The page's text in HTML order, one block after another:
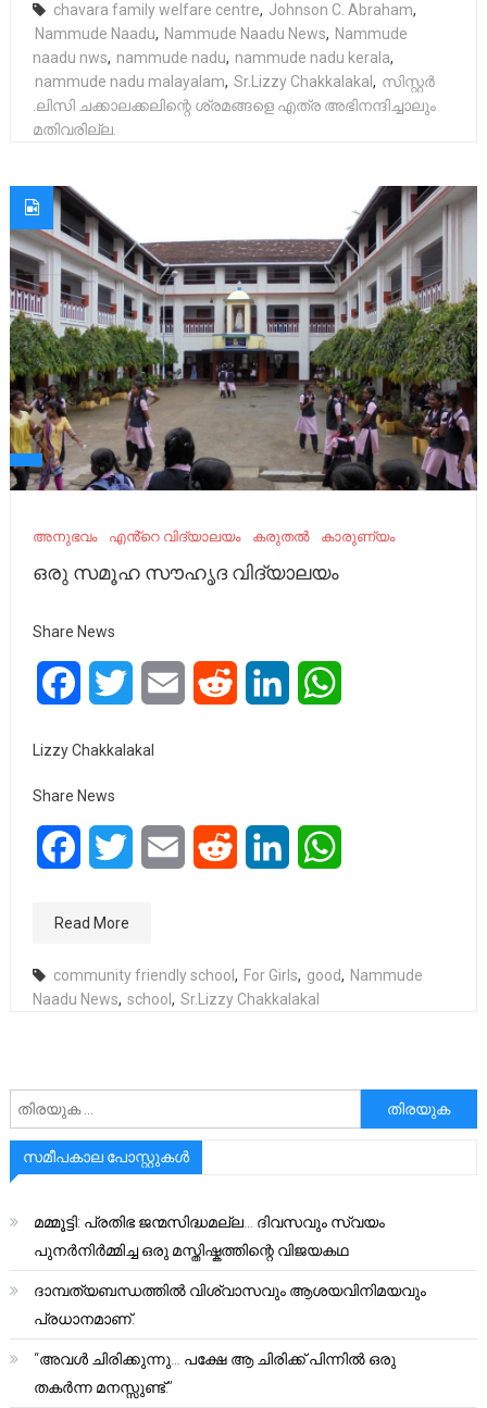
chavara family welfare centre, Johnson C. Abraham,
Nammude Naadu, Nammude Naadu News, Nammude
naadu nws, nammude nadu, nammude nadu kerala,
nammude nadu malayalam, Sr.Lizzy Chakkalakal, സിസ്റ്റർ
.ലിസി ചക്കാലക്കലിന്റെ ശ്രമങ്ങളെ എത്ര അഭിനന്ദിച്ചാലും
മതിവരില്ല.
അനുഭവം എൻ്റെ വിദ്യാലയം കരുതൽ കാരുണ്യം
ഒരു സമൂഹ സൗഹൃദ വിദ്യാലയം
Share News
FacebookTwitter Email Reddit LinkedIn
Lizzy Chakkalakal
Share News
FacebookTwitter Email Reddit LinkedIn
Read More
community friendly school, For Girls, good, Nammude
Naadu News, school, Sr.Lizzy Chakkalakal
അനേഷിക്കുക
സമീപകാല പോസ്റ്റുകൾ
മമ്മൂട്ടി: പ്രതിഭ ജന്മസിദ്ധമല്ല… ദിവസവും സ്വയം
പുനർനിർമ്മിച്ച ഒരു മസ്തിഷ്കത്തിന്റെ വിജയകഥ
ദാമ്പത്യബന്ധത്തിൽ വിശ്വാസവും ആശയവിനിമയവും
പ്രധാനമാണ്.
“അവൾ ചിരിക്കുന്നു… പക്ഷേ ആ ചിരിക്ക് പിന്നിൽ ഒരു
തകർന്ന മനസ്സുണ്ട്.”